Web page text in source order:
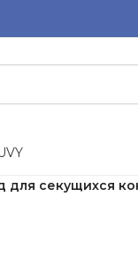
VY
секущихся